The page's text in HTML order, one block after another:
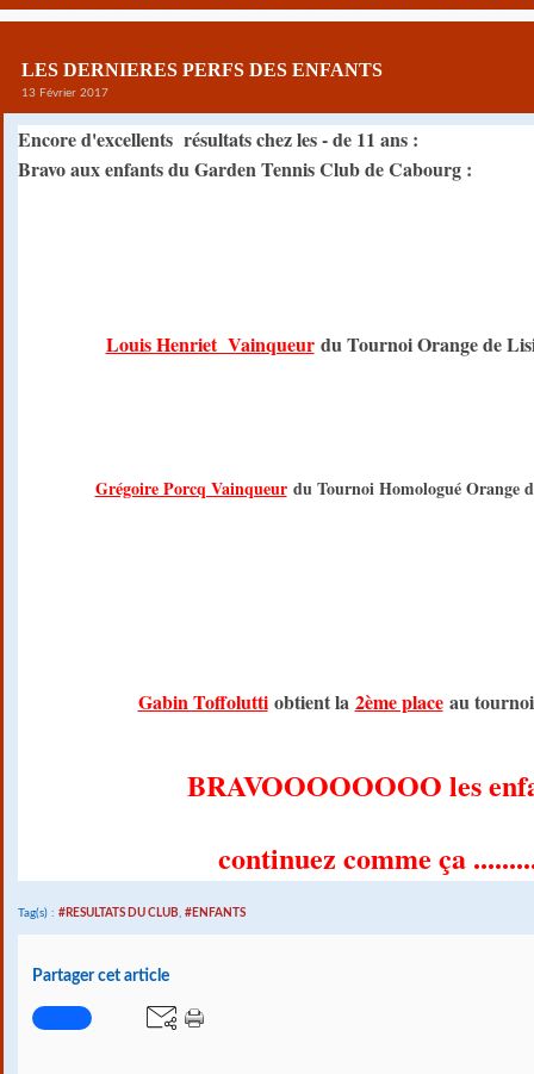
LES DERNIERES PERFS DES ENFANTS
13 Février 2017
Encore d'excellents résultats chez les - de 11 ans :
Bravo aux enfants du Garden Tennis Club de Cabourg :
Louis Henriet Vainqueur du Tournoi Orange de
Grégoire Porcq Vainqueurdu Tournoi Homologué Orange
Gabin Toffoluttiobtient la 2ème placeau
BRAVOOOOOOOO les
continuez comme ça
Tag(s) : #RESULTATS DU CLUB, #ENFANTS
Partager cet article